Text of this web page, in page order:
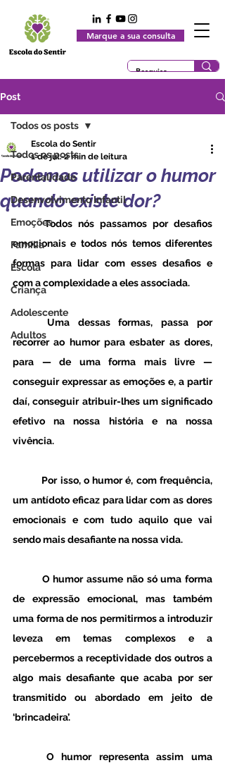
Marque a sua consulta
Post
Todos os posts
Parentalidade
Desenvolvimento Infantil
Emoções
Família
Escola
Criança
Adolescente
Adultos
Todos os posts
Podemos utilizar o humor
quando existe dor?
Escola do Sentir
1 de jul. 2 min de leitura
	Todos nós passamos por desafios
emocionais e todos nós temos diferentes
formas para lidar com esses desafios e
com a complexidade a eles associada.
recorrer ao humor para esbater as dores,
para — de uma forma mais livre —
conseguir expressar as emoções e, a partir
daí, conseguir atribuir-lhes um significado
efetivo na nossa história e na nossa
vivência.
um antídoto eficaz para lidar com as dores
emocionais e com tudo aquilo que vai
sendo mais desafiante na nossa vida.
de expressão emocional, mas também
uma forma de nos permitirmos a introduzir
leveza em temas complexos e a
percebermos a receptividade dos outros a
algo mais desafiante que acaba por ser
transmitido ou abordado em jeito de
‘brincadeira’.